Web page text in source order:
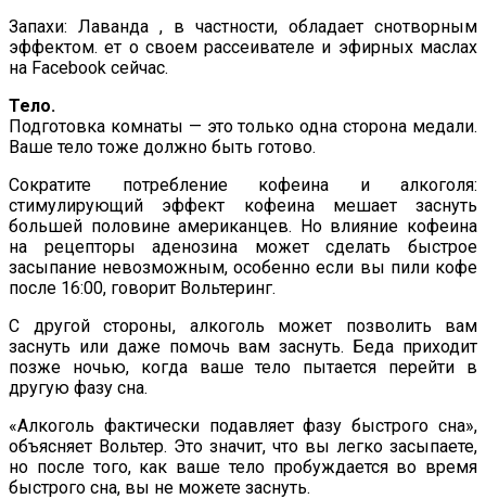
Запахи: Лаванда , в частности, обладает снотворным
эффектом. ет о своем рассеивателе и эфирных маслах
на Facebook сейчас.
Тело.
Подготовка комнаты — это только одна сторона медали.
Ваше тело тоже должно быть готово.
Сократите потребление кофеина и алкоголя:
стимулирующий эффект кофеина мешает заснуть
большей половине американцев. Но влияние кофеина
на рецепторы аденозина может сделать быстрое
засыпание невозможным, особенно если вы пили кофе
после 16:00, говорит Вольтеринг.
С другой стороны, алкоголь может позволить вам
заснуть или даже помочь вам заснуть. Беда приходит
позже ночью, когда ваше тело пытается перейти в
другую фазу сна.
«Алкоголь фактически подавляет фазу быстрого сна»,
объясняет Вольтер. Это значит, что вы легко засыпаете,
но после того, как ваше тело пробуждается во время
быстрого сна, вы не можете заснуть.